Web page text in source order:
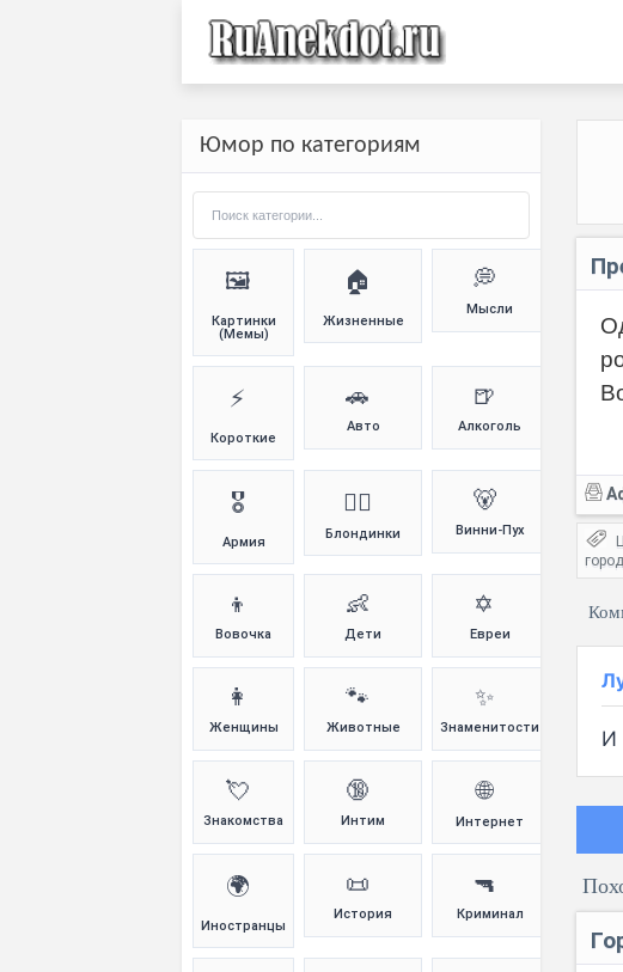
И
Юмор по категориям
🖼️
Картинки
(Мемы)
🏠
Жизненные
💭
Мысли
⚡
Короткие
🚗
Авто
🍺
Алкоголь
🎖️
Армия
👱‍♀️
Блондинки
🐻
Винни-Пух
👦
Вовочка
👶
Дети
✡️
Евреи
👩
Женщины
🐾
Животные
✨
Знаменитости
💘
Знакомства
🔞
Интим
🌐
Интернет
🌍
Иностранцы
📜
История
🔫
Криминал